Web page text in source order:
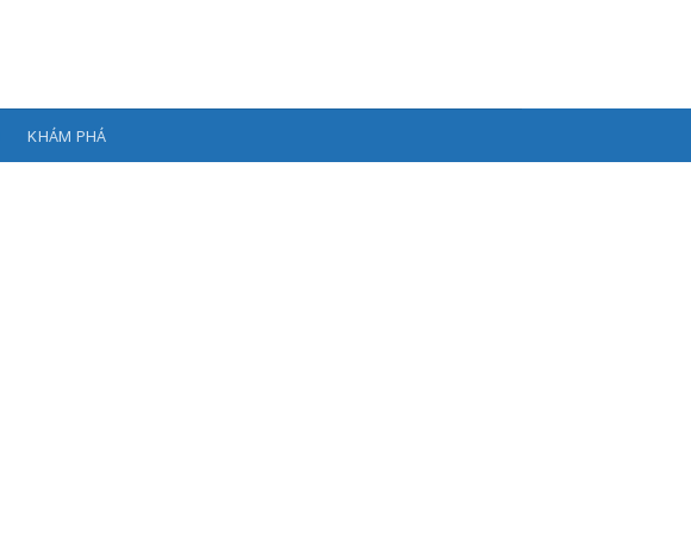
KHÁM PHÁ